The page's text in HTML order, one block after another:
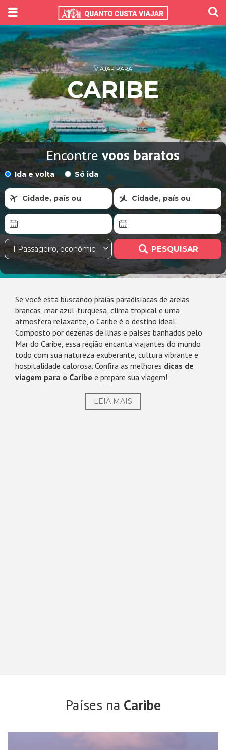
VIAJAR PARA
CARIBE
Encontrevoos baratos
Ida e volta Só ida
Cidade, país ou Cidade, país ou
1 Passageiro, econômica PESQUISAR
Se você está buscando praias paradisíacas de areias
brancas, mar azul-turquesa, clima tropical e uma
atmosfera relaxante, o Caribe é o destino ideal.
Composto por dezenas de ilhas e países banhados pelo
Mar do Caribe, essa região encanta viajantes do mundo
todo com sua natureza exuberante, cultura vibrante e
hospitalidade calorosa. Confira as melhores dicas de
viagem para o Caribe e prepare sua viagem!
LEIA MAIS
Países na Caribe